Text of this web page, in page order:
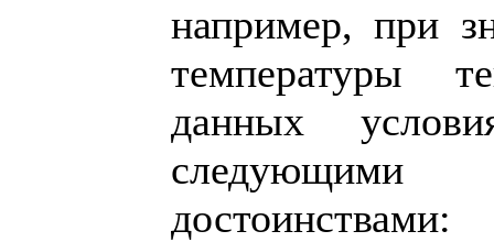
например, при
температуры
данных
следующими